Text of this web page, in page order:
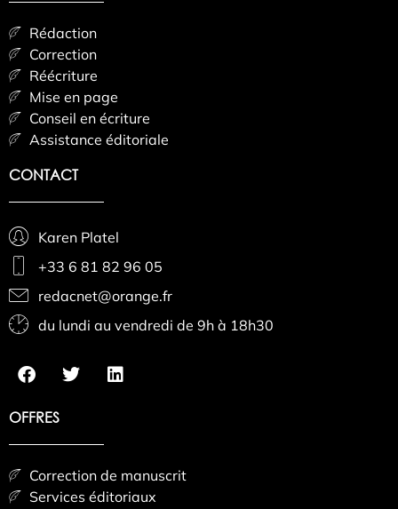
Rédaction
Correction
Réécriture
Mise en page
Conseil en écriture
Assistance éditoriale
CONTACT
Karen Platel
+33 6 81 82 96 05
redacnet@orange.fr
du lundi au vendredi de 9h à 18h30
OFFRES
Correction de manuscrit
Services éditoriaux